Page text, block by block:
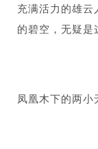
充满活力的雄
的碧空，无疑是
凤凰木下的两